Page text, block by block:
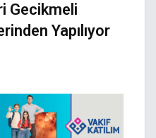
Gecikmeli
Yapılıyor